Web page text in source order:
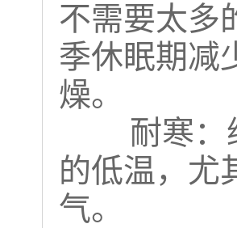
不需要太多
季休眠期减
燥。
耐寒：
的低温，尤
气。